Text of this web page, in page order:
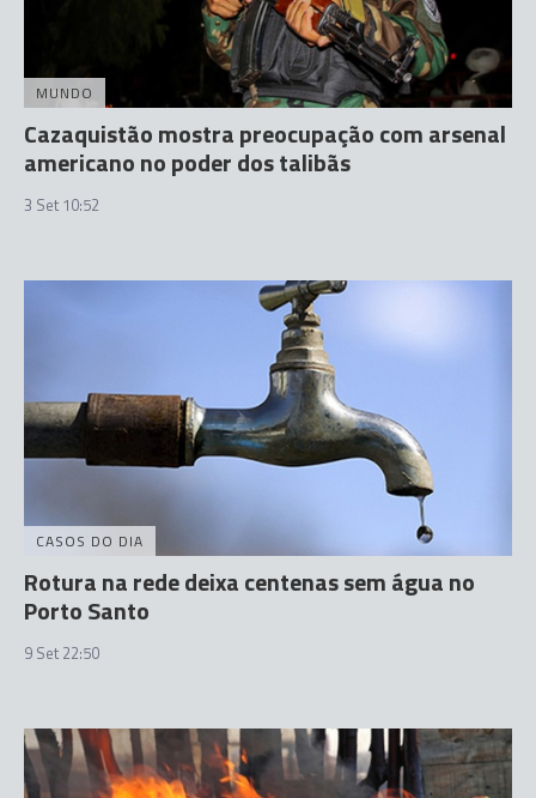
MUNDO
Cazaquistão mostra preocupação com arsenal
americano no poder dos talibãs
3 Set 10:52
CASOS DO DIA
Rotura na rede deixa centenas sem água no
Porto Santo
9 Set 22:50